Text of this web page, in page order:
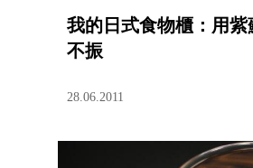
我的日式食物櫃：用紫
不振
28.06.2011